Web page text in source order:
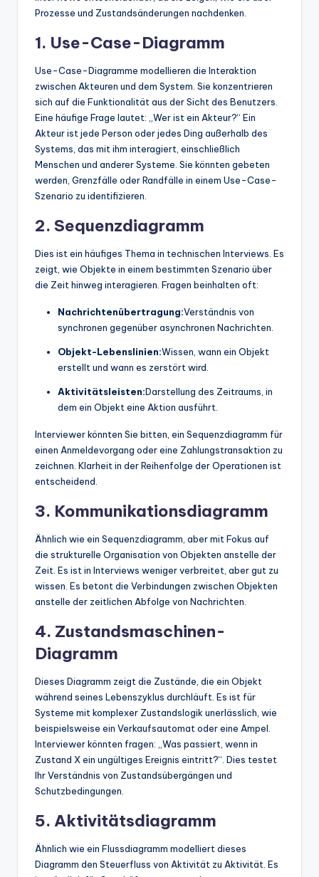
Prozesse und Zustandsänderungen nachdenken.
1. Use-Case-Diagramm
Use-Case-Diagramme modellieren die Interaktion
zwischen Akteuren und dem System. Sie konzentrieren
sich auf die Funktionalität aus der Sicht des Benutzers.
Eine häufige Frage lautet: „Wer ist ein Akteur?“ Ein
Akteur ist jede Person oder jedes Ding außerhalb des
Systems, das mit ihm interagiert, einschließlich
Menschen und anderer Systeme. Sie könnten gebeten
werden, Grenzfälle oder Randfälle in einem Use-Case-
Szenario zu identifizieren.
2. Sequenzdiagramm
Dies ist ein häufiges Thema in technischen Interviews. Es
zeigt, wie Objekte in einem bestimmten Szenario über
die Zeit hinweg interagieren. Fragen beinhalten oft:
Nachrichtenübertragung:Verständnis von
synchronen gegenüber asynchronen Nachrichten.
Objekt-Lebenslinien:Wissen, wann ein Objekt
erstellt und wann es zerstört wird.
Aktivitätsleisten:Darstellung des Zeitraums, in
dem ein Objekt eine Aktion ausführt.
Interviewer könnten Sie bitten, ein Sequenzdiagramm für
einen Anmeldevorgang oder eine Zahlungstransaktion zu
zeichnen. Klarheit in der Reihenfolge der Operationen ist
entscheidend.
3. Kommunikationsdiagramm
Ähnlich wie ein Sequenzdiagramm, aber mit Fokus auf
die strukturelle Organisation von Objekten anstelle der
Zeit. Es ist in Interviews weniger verbreitet, aber gut zu
wissen. Es betont die Verbindungen zwischen Objekten
anstelle der zeitlichen Abfolge von Nachrichten.
4. Zustandsmaschinen-
Diagramm
Dieses Diagramm zeigt die Zustände, die ein Objekt
während seines Lebenszyklus durchläuft. Es ist für
Systeme mit komplexer Zustandslogik unerlässlich, wie
beispielsweise ein Verkaufsautomat oder eine Ampel.
Interviewer könnten fragen: „Was passiert, wenn in
Zustand X ein ungültiges Ereignis eintritt?“. Dies testet
Ihr Verständnis von Zustandsübergängen und
Schutzbedingungen.
5. Aktivitätsdiagramm
Ähnlich wie ein Flussdiagramm modelliert dieses
Diagramm den Steuerfluss von Aktivität zu Aktivität. Es